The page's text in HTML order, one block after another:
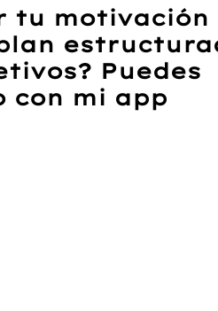
tu motivación
Puedes
con mi app